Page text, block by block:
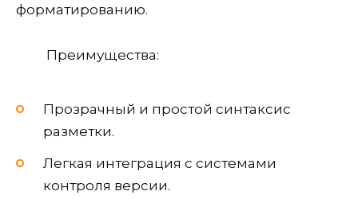
форматированию.
Преимущества:
Прозрачный и простой синтаксис
разметки.
Легкая интеграция с системами
контроля версии.